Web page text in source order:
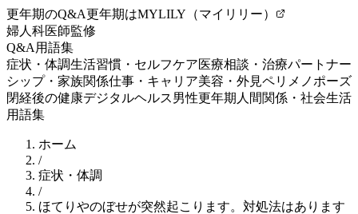
更年期のQ&A更年期はMYLILY（マイリリー）
婦人科医師監修
Q&A 用語集
症状・体調生活習慣・セルフケア医療相談・治療パートナー
シップ・家族関係仕事・キャリア美容・外見ペリメノポーズ
閉経後の健康デジタルヘルス男性更年期 人間関係・社会生活
用語集
ホーム
/
症状・体調
/
ほてりやのぼせが突然起こります。対処法はあります